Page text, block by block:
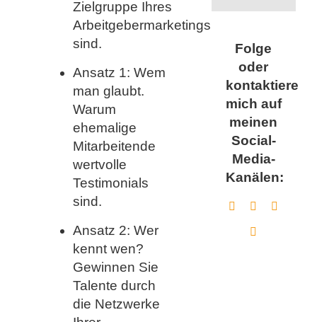
Zielgruppe Ihres
Arbeitgebermarketings
sind.
Ansatz 1: Wem
man glaubt.
Warum
ehemalige
Mitarbeitende
wertvolle
Testimonials
sind.
Ansatz 2: Wer
kennt wen?
Gewinnen Sie
Talente durch
die Netzwerke
Folge
oder
kontaktiere
mich auf
meinen
Social-
Media-
Kanälen: